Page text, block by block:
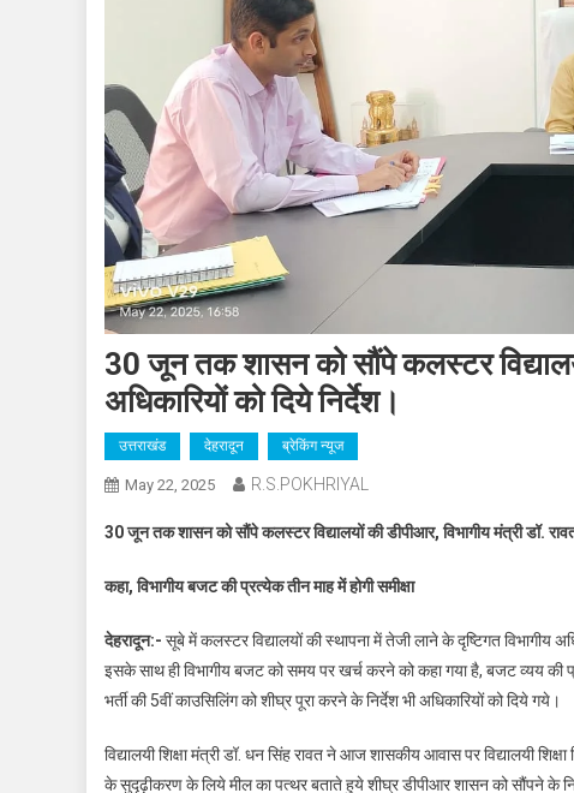
30 जून तक शासन को सौंपे कलस्टर
अधिकारियों को दिये निर्देश।
उत्तराखंड देहरादून ब्रेकिंग न्यूज
May 22, 2025 R.S.POKHRIYAL
30 जून तक शासन को सौंपे कलस्टर विद्यालयों की डीपीआर, विभागीय मंत्री डॉ.
कहा, विभागीय बजट की प्रत्येक तीन माह में होगी समीक्षा
देहरादून:- सूबे में कलस्टर विद्यालयों की स्थापना में तेजी लाने के दृष्टिगत
इसके साथ ही विभागीय बजट को समय पर खर्च करने को कहा गया है, बजट व्यय की
भर्ती की 5वीं काउसिलिंग को शीघ्र पूरा करने के निर्देश भी अधिकारियों को दिये गये।
विद्यालयी शिक्षा मंत्री डॉ. धन सिंह रावत ने आज शासकीय आवास पर विद्यालयी
के सुदृढ़ीकरण के लिये मील का पत्थर बताते हुये शीघ्र डीपीआर शासन को सौंपने के